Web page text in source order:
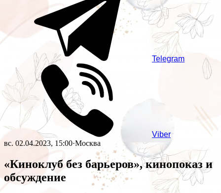
Telegram
Viber
вс. 02.04.2023, 15:00·Москва
«Киноклуб без барьеров», кинопоказ и
обсуждение